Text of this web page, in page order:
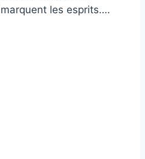
les esprits….